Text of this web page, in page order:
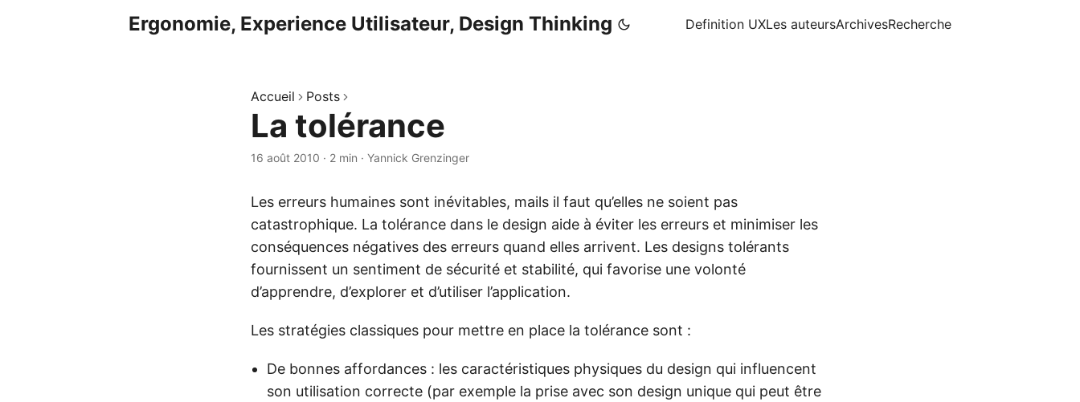
Ergonomie, Experience Utilisateur, Design Thinking Definition UXLes auteursArchivesRecherche
Accueil Posts
La tolérance
16 août 2010 · 2 min · Yannick Grenzinger
Les erreurs humaines sont inévitables, mails il faut qu’elles ne soient pas
catastrophique. La tolérance dans le design aide à éviter les erreurs et minimiser les
conséquences négatives des erreurs quand elles arrivent. Les designs tolérants
fournissent un sentiment de sécurité et stabilité, qui favorise une volonté
d’apprendre, d’explorer et d’utiliser l’application.
Les stratégies classiques pour mettre en place la tolérance sont :
De bonnes affordances : les caractéristiques physiques du design qui influencent
son utilisation correcte (par exemple la prise avec son design unique qui peut être